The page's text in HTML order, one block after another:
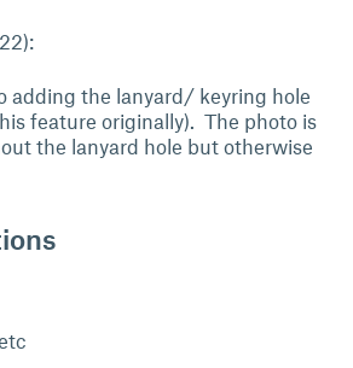
adding the lanyard/ keyring hole
feature originally). The photo is
the lanyard hole but otherwise